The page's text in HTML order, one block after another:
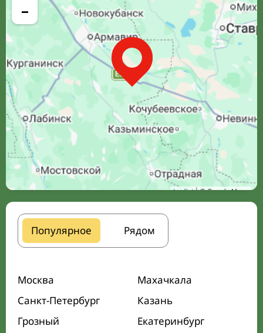
−
Leaflet| © Google Maps
Популярное Рядом
Москва
Махачкала
Санкт-Петербург
Казань
Грозный
Екатеринбург